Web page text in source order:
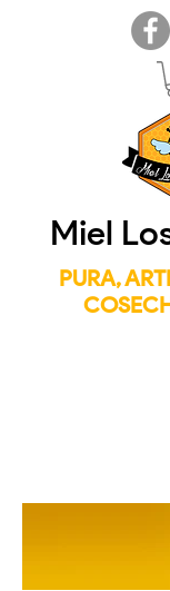
Miel
PURA,